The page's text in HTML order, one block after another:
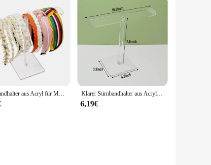
Stirnbandhalter aus Acryl für Mädchen, Haarschmuck-Organizer, transparenter Ständer für Krawatten, Präsentationsständer Klarer Stirnbandhalter aus Acryl, abnehmbarer Halsketten- und Armbandständer, Haar-Accessoire-Bar, langlebig für Haarband-Organizer
6,19€